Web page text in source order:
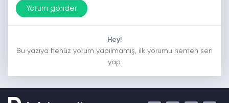
Hey!
Bu yazıya henüz yorum yapılmamış, ilk yorumu hemen sen
yap.